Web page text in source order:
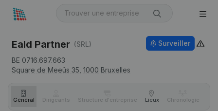
Eald Partner (SRL)
BE 0716.697.663
Square de Meeûs 35, 1000 Bruxelles
Surveiller
Général Dirigeants Structure d'entreprise Lieux Chronologie